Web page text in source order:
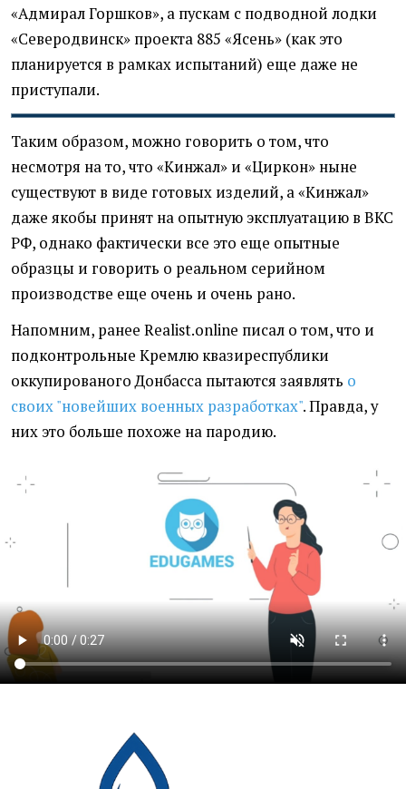
«Адмирал Горшков», а пускам с подводной лодки
«Северодвинск» проекта 885 «Ясень» (как это
планируется в рамках испытаний) еще даже не
приступали.
Таким образом, можно говорить о том, что
несмотря на то, что «Кинжал» и «Циркон» ныне
существуют в виде готовых изделий, а «Кинжал»
даже якобы принят на опытную эксплуатацию в ВКС
РФ, однако фактически все это еще опытные
образцы и говорить о реальном серийном
производстве еще очень и очень рано.
Напомним, ранее Realist.online писал о том, что и
подконтрольные Кремлю квазиреспублики
оккупированого Донбасса пытаются заявлять о
своих "новейших военных разработках". Правда, у
них это больше похоже на пародию.